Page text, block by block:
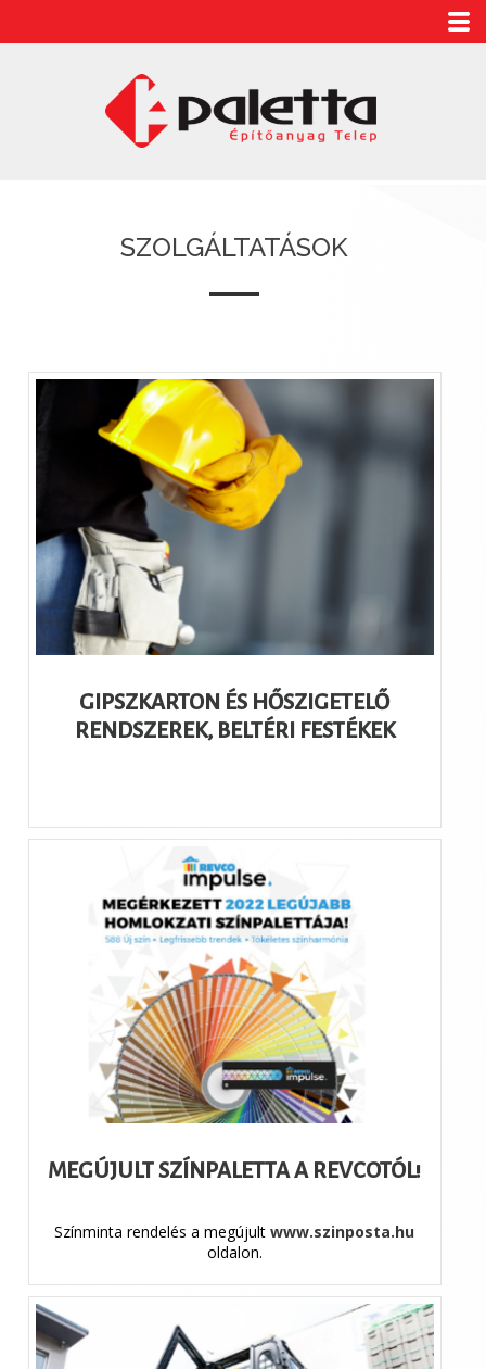
SZOLGÁLTATÁSOK
GIPSZKARTON ÉS HŐSZIGETELŐ
RENDSZEREK, BELTÉRI FESTÉKEK
MEGÚJULT SZÍNPALETTA A REVCOTÓL!
Színminta rendelés a megújult www.szinposta.hu
oldalon.